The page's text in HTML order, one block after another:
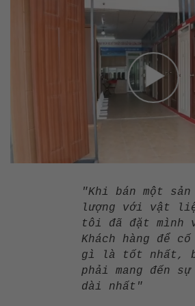
"Khi bán một sản
lượng với vật
tôi đã đặt mình
Khách hàng để
gì là tốt nhất,
phải mang đến
dài nhất"